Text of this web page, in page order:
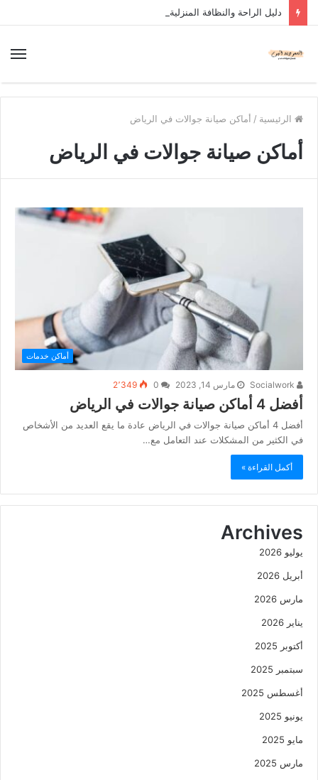
دليل الراحة والنظافة المنزلية
الرئيسية / أماكن صيانة جوالات في الرياض
أماكن صيانة جوالات في الرياض
أماكن خدمات
مارس 14, 2023 2٬349
أفضل 4 أماكن صيانة جوالات في الرياض
أفضل 4 أماكن صيانة جوالات في الرياض عادة ما يقع العديد من الأشخاص
في الكثير من المشكلات عند التعامل مع…
أكمل القراءة »
Archives
يوليو 2026
أبريل 2026
مارس 2026
يناير 2026
أكتوبر 2025
سبتمبر 2025
أغسطس 2025
يونيو 2025
مايو 2025
مارس 2025